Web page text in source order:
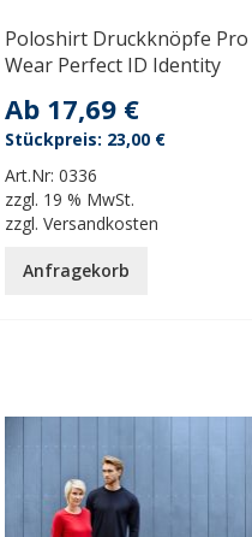
Poloshirt Druckknöpfe Pro
Wear Perfect ID Identity
Ab 17,69 €
Art.Nr: 0336
zzgl. 19 % MwSt.
zzgl. Versandkosten
23,00 €
Anfragekorb